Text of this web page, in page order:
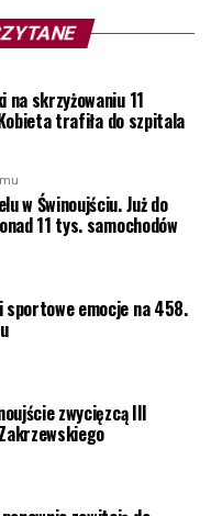
skrzyżowaniu 11
trafiła do szpitala
w Świnoujściu. Już do
11 tys. samochodów
emocje na 458.
zwycięzcą III